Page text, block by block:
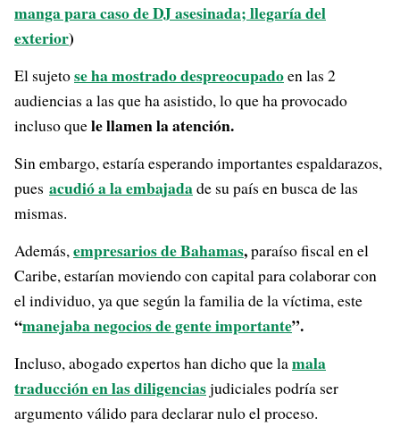
manga para caso de DJ asesinada; llegaría del
exterior)
El sujetose ha mostrado despreocupadoen las 2
audiencias a las que ha asistido, lo que ha provocado
incluso quele llamen la atención.
Sin embargo, estaría esperando importantes espaldarazos,
pues acudió a la embajadade su país en busca de las
mismas.
Además,empresarios de Bahamas,paraíso fiscal en el
Caribe, estarían moviendo con capital para colaborar con
el individuo, ya que según la familia de la víctima, este
“manejaba negocios de gente importante”.
Incluso, abogado expertos han dicho que lamala
traducción en las diligenciasjudiciales podría ser
argumento válido para declarar nulo el proceso.